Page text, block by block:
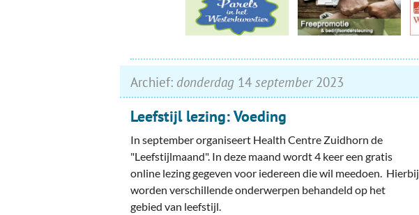
Archief: donderdag 14 september2023
Leefstijl lezing: Voeding
In september organiseert Health Centre Zuidhorn de
"Leefstijlmaand". In deze maand wordt 4 keer een gratis
online lezing gegeven voor iedereen die wil meedoen. Hierbij
worden verschillende onderwerpen behandeld op het
gebied van leefstijl.